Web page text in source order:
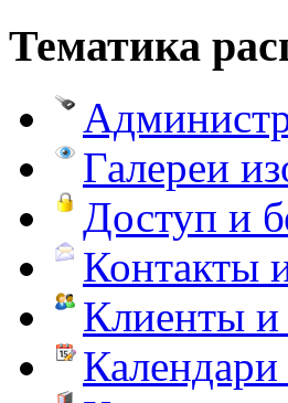
Тематика
Галереи
Доступ и
Контакты
Клиенты и